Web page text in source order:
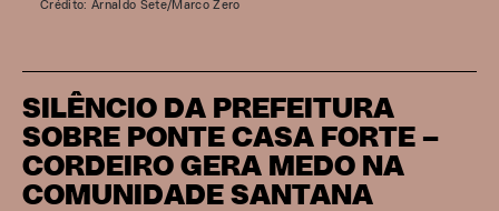
SILÊNCIO DA PREFEITURA
SOBRE PONTE CASA FORTE –
CORDEIRO GERA MEDO NA
COMUNIDADE SANTANA
Crédito: Arnaldo Sete/Marco Zero